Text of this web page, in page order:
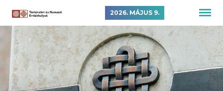
2026. MÁJUS 9.